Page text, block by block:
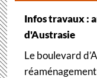
Infos travaux :
d'Austrasie
Le boulevard